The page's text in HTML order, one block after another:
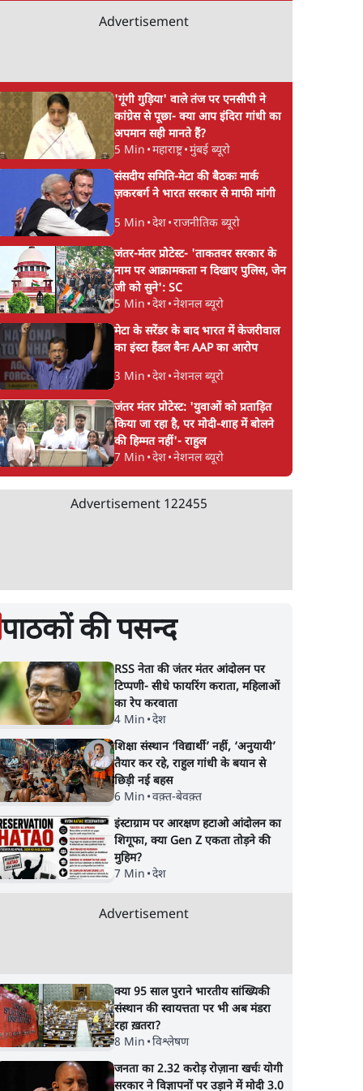
तरुण तेजपाल को 2013 के Satya Hindi News
Advertisement
'गूंगी गुड़िया' वाले तंज पर एनसीपी ने
कांग्रेस से पूछा- क्या आप इंदिरा गांधी का
अपमान सही मानते हैं?
5 Min •महाराष्ट्र•मुंबई ब्यूरो
संसदीय समिति-मेटा की बैठकः मार्क
ज़करबर्ग ने भारत सरकार से माफी मांगी
5 Min •देश•राजनीतिक ब्यूरो
जंतर-मंतर प्रोटेस्ट- 'ताकतवर सरकार के
नाम पर आक्रामकता न दिखाए पुलिस, जेन
जी को सुने': SC
5 Min •देश•नेशनल ब्यूरो
मेटा के सरेंडर के बाद भारत में केजरीवाल
का इंस्टा हैंडल बैनः AAP का आरोप
3 Min •देश•नेशनल ब्यूरो
जंतर मंतर प्रोटेस्ट: 'युवाओं को प्रताड़ित
किया जा रहा है, पर मोदी-शाह में बोलने
की हिम्मत नहीं'- राहुल
7 Min •देश•नेशनल ब्यूरो
Advertisement 122455
पाठकों की पसन्द
RSS नेता की जंतर मंतर आंदोलन पर
टिप्पणी- सीधे फायरिंग कराता, महिलाओं
का रेप करवाता
4 Min •देश
शिक्षा संस्थान ‘विद्यार्थी’ नहीं, ‘अनुयायी’
तैयार कर रहे, राहुल गांधी के बयान से
छिड़ी नई बहस
6 Min •वक़्त-बेवक़्त
इंस्टाग्राम पर आरक्षण हटाओ आंदोलन का
शिगूफा, क्या Gen Z एकता तोड़ने की
मुहिम?
7 Min •देश
Advertisement
क्या 95 साल पुराने भारतीय सांख्यिकी
संस्थान की स्वायत्तता पर भी अब मंडरा
रहा ख़तरा?
8 Min •विश्लेषण
जनता का 2.32 करोड़ रोज़ाना खर्चः योगी
सरकार ने विज्ञापनों पर उड़ाने में मोदी 3.0